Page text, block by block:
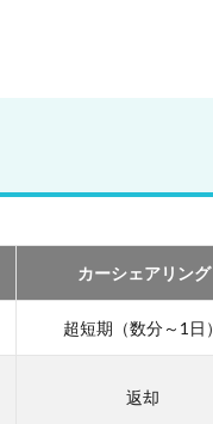
カーシェアリング
超短期（数分～1日）
返却